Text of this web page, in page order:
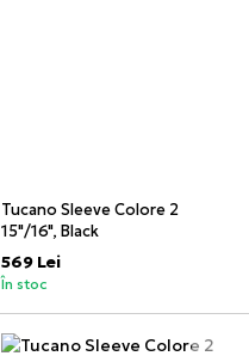
Tucano Sleeve Colore 2
15"/16", Black
569 Lei
În stoc